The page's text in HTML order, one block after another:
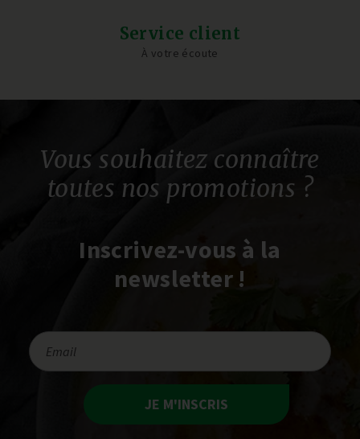
Service client
À votre écoute
Vous souhaitez connaître
toutes nos promotions ?
Inscrivez-vous à la
newsletter !
JE M'INSCRIS